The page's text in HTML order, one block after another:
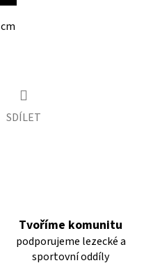
SDÍLET
Tvoříme komunitu
podporujeme lezecké a
sportovní oddíly